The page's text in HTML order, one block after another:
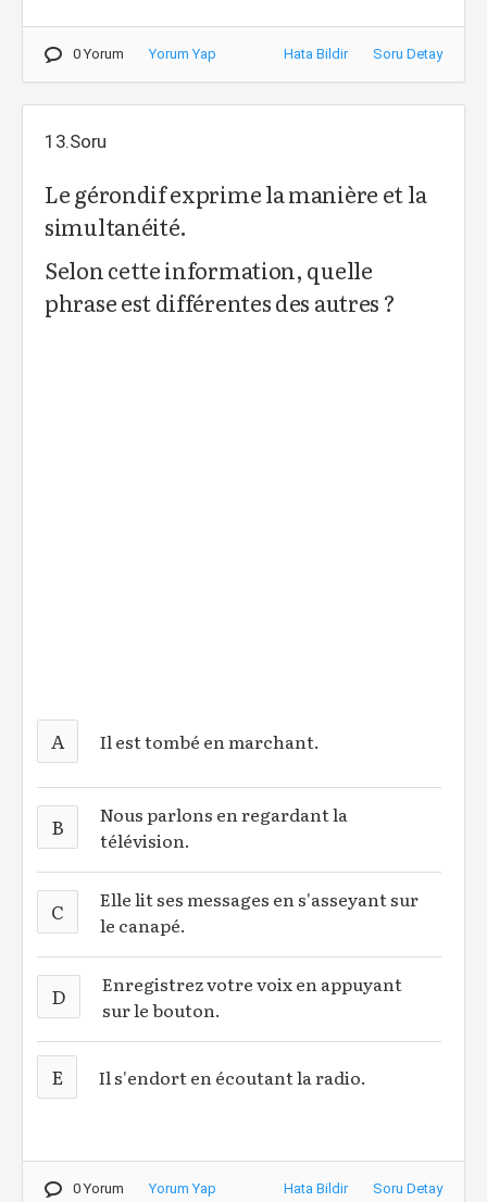
0 Yorum Yorum Yap Hata Bildir Soru Detay
13.Soru
Le gérondif exprime la manière et la
simultanéité.
Selon cette information, quelle
phrase est différentes des autres ?
A Il est tombé en marchant.
B
Nous parlons en regardant la
télévision.
C
Elle lit ses messages en s'asseyant sur
le canapé.
D
Enregistrez votre voix en appuyant
sur le bouton.
E Il s'endort en écoutant la radio.
0 Yorum Yorum Yap Hata Bildir Soru Detay